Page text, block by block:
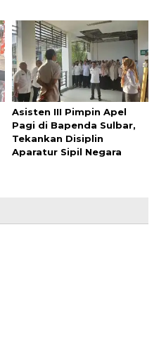
Asisten III Pimpin Apel
Pagi di Bapenda Sulbar,
Tekankan Disiplin
Aparatur Sipil Negara